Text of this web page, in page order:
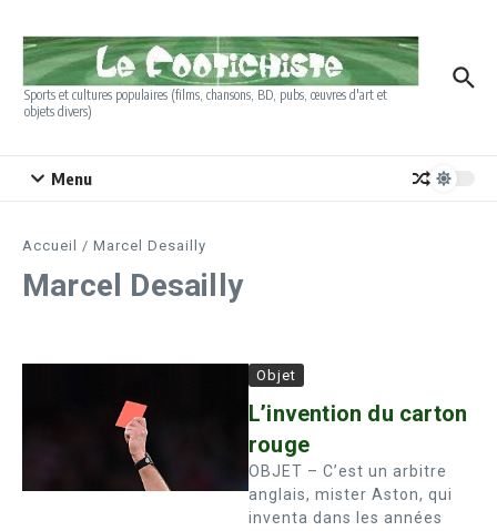
Sports et cultures populaires (films, chansons, BD, pubs, œuvres d'art et
objets divers)
Menu
Accueil / Marcel Desailly
Marcel Desailly
Objet
L’invention du carton
rouge
OBJET – C’est un arbitre
anglais, mister Aston, qui
inventa dans les années